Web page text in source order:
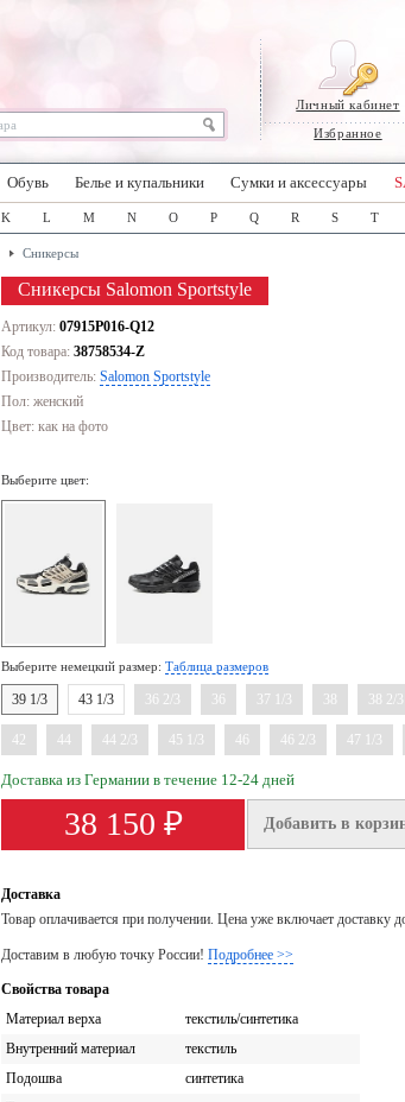
Личный кабинет
Избранное
Обувь Белье и купальники Сумки и аксессуары
K L M N O P Q R S T
Сникерсы
Сникерсы Salomon Sportstyle
Артикул: 07915P016-Q12
Код товара: 38758534-Z
Производитель: Salomon Sportstyle
Пол: женский
Цвет: как на фото
Выберите цвет:
Выберите немецкий размер: Таблица размеров
39 1/3 43 1/3 36 2/3 36 37 1/3 38 2/3
42 44 44 2/3 45 1/3 46 46 2/3 47 1/3
Доставка из Германии в течение 12-24 дней
38 150 ₽ Добавить в
Доставка
Товар оплачивается при получении. Цена уже включает
Доставим в любую точку России! Подробнее >>
Свойства товара
Материал верха
текстиль/синтетика
Внутренний материал
текстиль
Подошва
синтетика